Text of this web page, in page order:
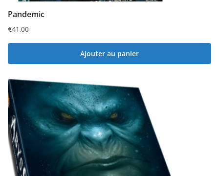
Pandemic
€41.00
Ajouter au panier